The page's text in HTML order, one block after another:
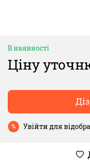
В наявності
Ціну
% Увійти для